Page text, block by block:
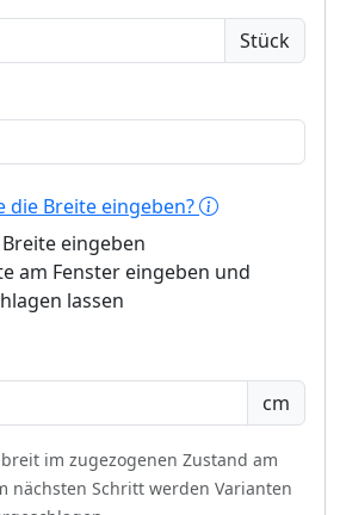
Stück
die Breite eingeben?
eingeben
am Fenster eingeben und
lassen
cm
im zugezogenen Zustand am
nächsten Schritt werden Varianten